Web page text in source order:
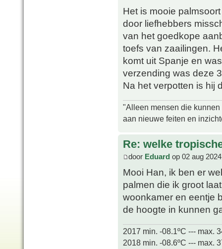
Het is mooie
door liefhebbers
van het goedkope
toefs van zaailingen.
komt uit Spanje en
verzending was deze
Na het verpotten is hij
"Alleen mensen die
aan nieuwe feiten en
Re: welke
door Eduard op 02 aug
Mooi Han, ik ben er
palmen die ik groot
woonkamer en eentje
de hoogte in kunnen
2017 min. -08.1ºC --- max.
2018 min. -08.6ºC --- max.